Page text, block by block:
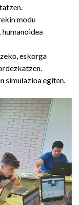
modu
eskorga
simulazioa egiten.